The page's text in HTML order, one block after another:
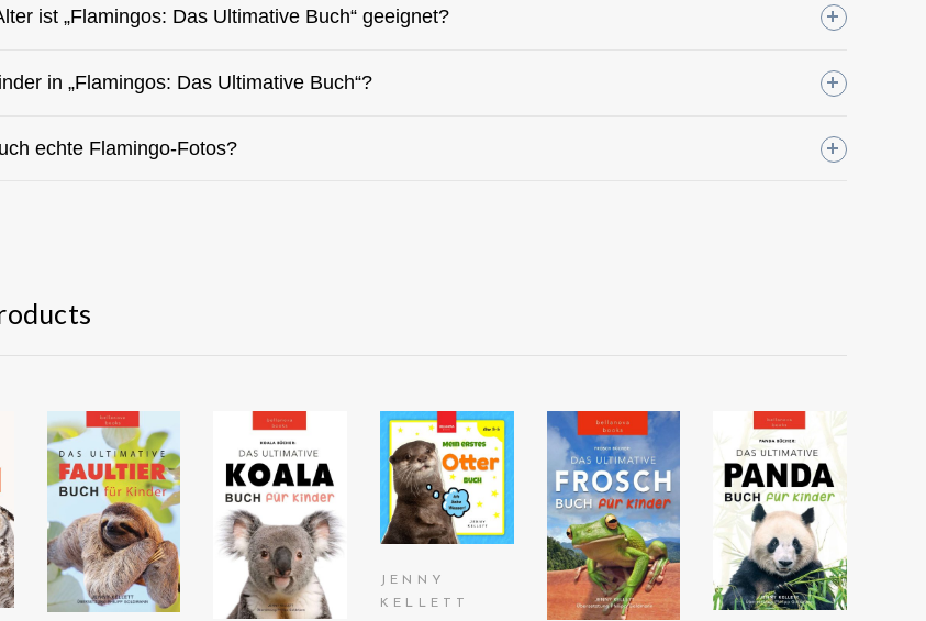
ist „Flamingos: Das Ultimative Buch“ geeignet?
in „Flamingos: Das Ultimative Buch“?
echte Flamingo-Fotos?
ANSEHEN
AUF
AMAZON
ANSEHEN
AMAZON
ANSEHEN
AUF
AMAZON
JENNY
KELLETT
ANSEHEN
AUF
AMAZON
ANSEHEN
AUF
AMAZON